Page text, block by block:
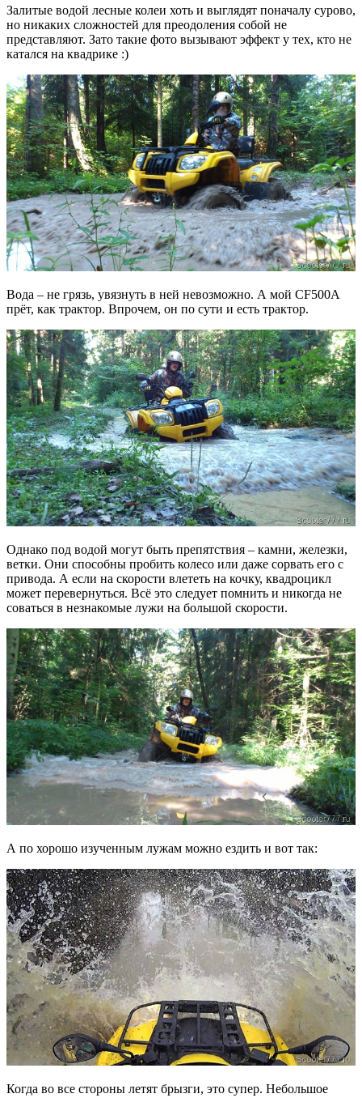
Залитые водой лесные колеи хоть и выглядят поначалу сурово,
но никаких сложностей для преодоления собой не
представляют. Зато такие фото вызывают эффект у тех, кто не
катался на квадрике :)
Вода – не грязь, увязнуть в ней невозможно. А мой CF500A
прёт, как трактор. Впрочем, он по сути и есть трактор.
Однако под водой могут быть препятствия – камни, железки,
ветки. Они способны пробить колесо или даже сорвать его с
привода. А если на скорости влететь на кочку, квадроцикл
может перевернуться. Всё это следует помнить и никогда не
соваться в незнакомые лужи на большой скорости.
А по хорошо изученным лужам можно ездить и вот так:
Когда во все стороны летят брызги, это супер. Небольшое